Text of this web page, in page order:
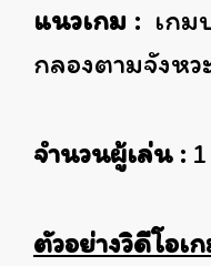
แนวเกม : เก
กลองตามจังหว
จำนวนผู้เล่น :
ตัวอย่างวิดีโอเ